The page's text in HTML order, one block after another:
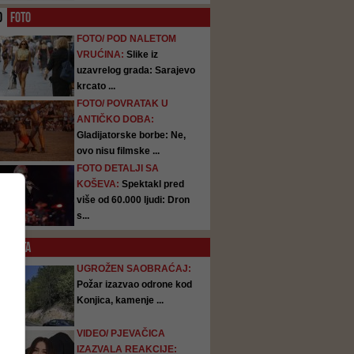
FOTO
FOTO/ POD NALETOM
VRUĆINA: Slike iz
uzavrelog grada: Sarajevo
krcato ...
FOTO/ POVRATAK U
ANTIČKO DOBA:
Gladijatorske borbe: Ne,
ovo nisu filmske ...
FOTO DETALJI SA
KOŠEVA: Spektakl pred
više od 60.000 ljudi: Dron
s...
SATA
UGROŽEN SAOBRAĆAJ:
Požar izazvao odrone kod
Konjica, kamenje ...
VIDEO/ PJEVAČICA
IZAZVALA REAKCIJE: